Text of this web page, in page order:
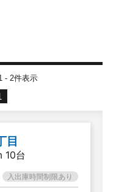
- 2件表示
目
10台
入出庫時間制限あり